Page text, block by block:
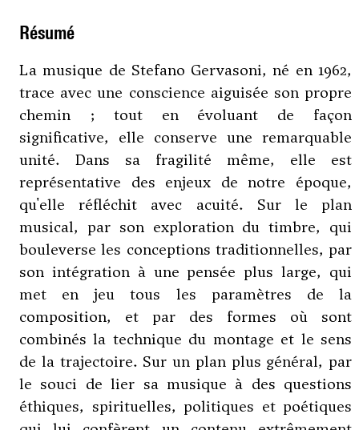
résumé
La musique de Stefano Gervasoni, né en 1962,
trace avec une conscience aiguisée son propre
chemin ; tout en évoluant de façon
significative, elle conserve une remarquable
unité. Dans sa fragilité même, elle est
représentative des enjeux de notre époque,
qu'elle réfléchit avec acuité. Sur le plan
musical, par son exploration du timbre, qui
bouleverse les conceptions traditionnelles, par
son intégration à une pensée plus large, qui
met en jeu tous les paramètres de la
composition, et par des formes où sont
combinés la technique du montage et le sens
de la trajectoire. Sur un plan plus général, par
le souci de lier sa musique à des questions
éthiques, spirituelles, politiques et poétiques